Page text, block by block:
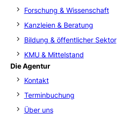
Forschung & Wissenschaft
Kanzleien & Beratung
Bildung & öffentlicher Sektor
KMU & Mittelstand
Die Agentur
Kontakt
Terminbuchung
Über uns